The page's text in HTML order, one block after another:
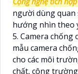
người dùng quan
hướng nhìn theo
5. Camera chống
mẫu camera
cho các môi
chất, công